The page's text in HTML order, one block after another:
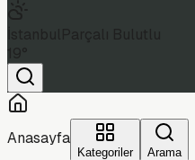
Anasayfa
Kategoriler Arama